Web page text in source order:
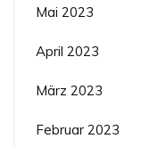
Mai 2023
April 2023
März 2023
Februar 2023